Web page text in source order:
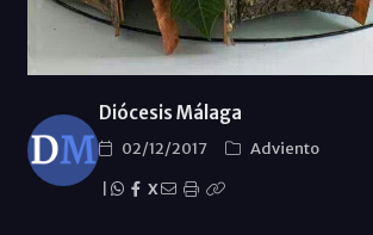
Diócesis Málaga
02/12/2017
Adviento
X